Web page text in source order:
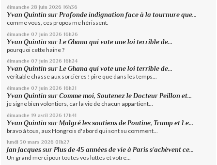
dimanche 28 juin 2026 16h36
Yvan Quintin surProfonde indignation face à la tournure que...
comme vous, ces propos me hérissent.
dimanche 07 juin 2026 16h26
Yvan Quintin sur Le Ghana qui vote une loi terrible de...
pourquoi cette haine ?
dimanche 07 juin 2026 16h24
Yvan Quintin surLe Ghana qui vote une loi terrible de...
véritable chasse aux sorcières ! pire que dans les temps...
dimanche 07 juin 2026 16h21
Yvan Quintin surComme moi, Soutenez le Docteur Peillon et...
je signe bien volontiers, car la vie de chacun appartient...
dimanche 19 avril 2026 17h41
Yvan Quintin surMalgré les soutiens de Poutine, Trump et Le...
bravo à tous, aux Hongrois d'abord qui sont su comment...
lundi 30 mars 2026 01h27
Jan Jacques surPlus de 45 années de vie à Paris s’achèvent ce...
Un grand merci pour toutes vos luttes et votre...